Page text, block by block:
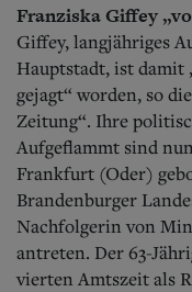
Franziska Giffey
Giffey, langjähriges
Hauptstadt, ist damit
gejagt“ worden, so
Zeitung“. Ihre
Aufgeflammt sind
Frankfurt (Oder)
Brandenburger
Nachfolgerin von
antreten. Der 63-
vierten Amtszeit als